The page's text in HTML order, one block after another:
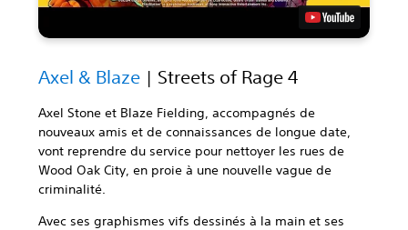
Axel & Blaze | Streets of Rage 4
Axel Stone et Blaze Fielding, accompagnés de
nouveaux amis et de connaissances de longue date,
vont reprendre du service pour nettoyer les rues de
Wood Oak City, en proie à une nouvelle vague de
criminalité.
Avec ses graphismes vifs dessinés à la main et ses